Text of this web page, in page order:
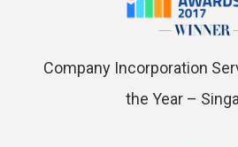
Company Incorporation
the Year –